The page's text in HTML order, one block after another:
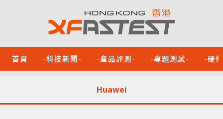
首頁 -科技新聞- -產品評測- -專題測試- -硬
Huawei